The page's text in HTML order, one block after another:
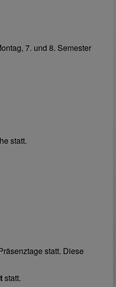
7. und 8. Semester
statt.
statt. Diese
statt.